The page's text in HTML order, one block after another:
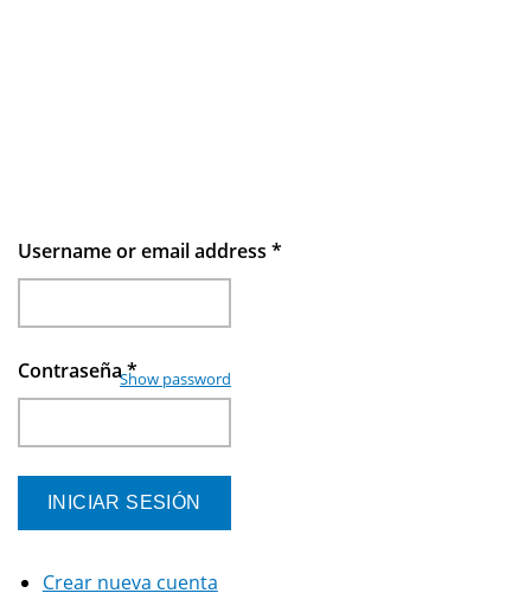
Username or email address *
Contraseña*
Show password
Crear nueva cuenta